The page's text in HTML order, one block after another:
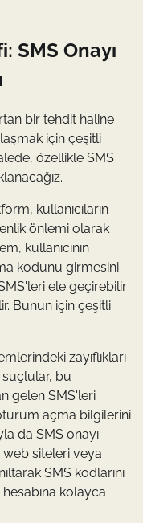
SMS Onayı
bir tehdit haline
için çeşitli
özellikle SMS
kullanıcıların
önlemi olarak
kullanıcının
kodunu girmesini
ele geçirebilir
Bunun için çeşitli
zayıflıkları
suçlular, bu
gelen SMS'leri
açma bilgilerini
da SMS onayı
web siteleri veya
SMS kodlarını
hesabına kolayca